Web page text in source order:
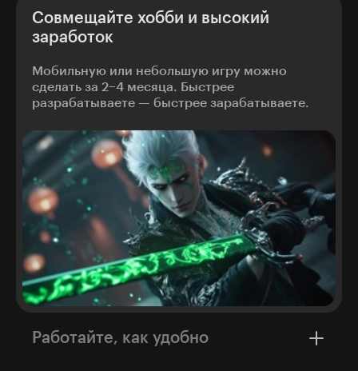
Совмещайте хобби и высокий
заработок
Мобильную или небольшую игру можно
сделать за 2−4 месяца. Быстрее
разрабатываете — быстрее зарабатываете.
Работайте, как удобно